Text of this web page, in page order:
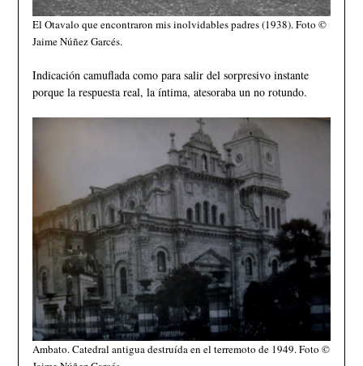
El Otavalo que encontraron mis inolvidables padres (1938). Foto ©
Jaime Núñez Garcés.
Indicación camuflada como para salir del sorpresivo instante
porque la respuesta real, la íntima, atesoraba un no rotundo.
Ambato. Catedral antigua destruída en el terremoto de 1949. Foto ©